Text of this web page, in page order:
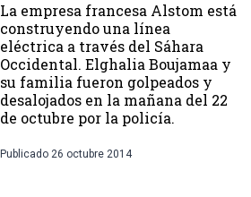
La empresa francesa Alstom está
construyendo una línea
eléctrica a través del Sáhara
Occidental. Elghalia Boujamaa y
su familia fueron golpeados y
desalojados en la mañana del 22
de octubre por la policía.
Publicado 26 octubre 2014